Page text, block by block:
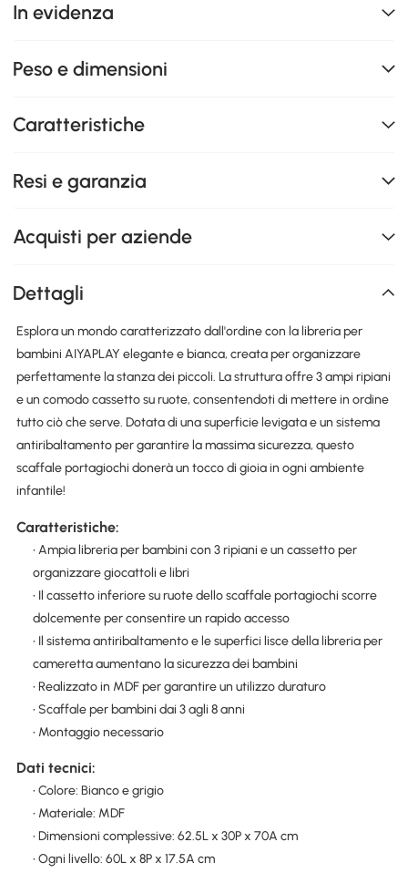
In evidenza
Peso e dimensioni
Caratteristiche
Resi e garanzia
Acquisti per aziende
Dettagli
Esplora un mondo caratterizzato dall'ordine con la libreria per
bambini AIYAPLAY elegante e bianca, creata per organizzare
perfettamente la stanza dei piccoli. La struttura offre 3 ampi ripiani
e un comodo cassetto su ruote, consentendoti di mettere in ordine
tutto ciò che serve. Dotata di una superficie levigata e un sistema
antiribaltamento per garantire la massima sicurezza, questo
scaffale portagiochi donerà un tocco di gioia in ogni ambiente
infantile!
Caratteristiche:
• Ampia libreria per bambini con 3 ripiani e un cassetto per
organizzare giocattoli e libri
• Il cassetto inferiore su ruote dello scaffale portagiochi scorre
dolcemente per consentire un rapido accesso
• Il sistema antiribaltamento e le superfici lisce della libreria per
cameretta aumentano la sicurezza dei bambini
• Realizzato in MDF per garantire un utilizzo duraturo
• Scaffale per bambini dai 3 agli 8 anni
• Montaggio necessario
Dati tecnici:
• Colore: Bianco e grigio
• Materiale: MDF
• Dimensioni complessive: 62.5L x 30P x 70A cm
• Ogni livello: 60L x 8P x 17.5A cm